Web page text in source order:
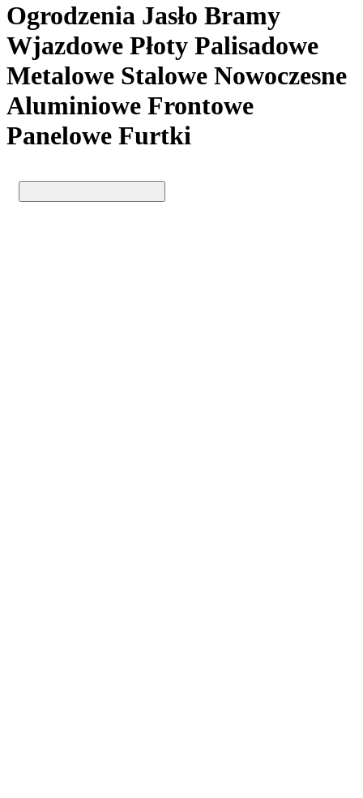
Ogrodzenia Jasło Bramy
Wjazdowe Płoty Palisadowe
Metalowe Stalowe Nowoczesne
Aluminiowe Frontowe
Panelowe Furtki